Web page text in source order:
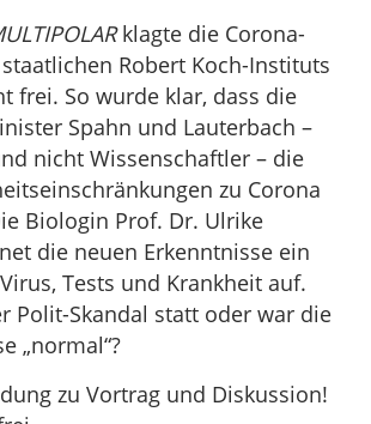
klagte die Corona-
Robert Koch-Instituts
frei. So wurde klar, dass die
Spahn und Lauterbach –
nicht Wissenschaftler – die
zu Corona
Biologin Prof. Dr. Ulrike
die neuen Erkenntnisse ein
Tests und Krankheit auf.
Polit-Skandal statt oder war die
„normal“?
zu Vortrag und Diskussion!